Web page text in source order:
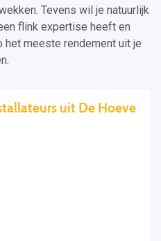
Tevens wil je natuurlijk
flink expertise heeft en
meeste rendement uit je
uit De Hoeve